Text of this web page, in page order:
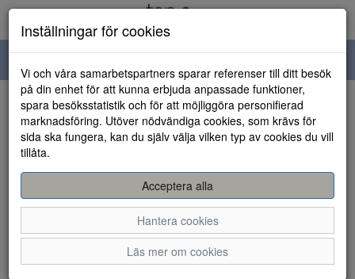
navigation
HEM
Inställningar för cookies
Vi och våra samarbetspartners sparar referenser till ditt besök
på din enhet för att kunna erbjuda anpassade funktioner,
spara besöksstatistik och för att möjliggöra personifierad
marknadsföring. Utöver nödvändiga cookies, som krävs för
sida ska fungera, kan du själv välja vilken typ av cookies du vill
tillåta.
Acceptera alla
Hantera cookies
Läs mer om cookies